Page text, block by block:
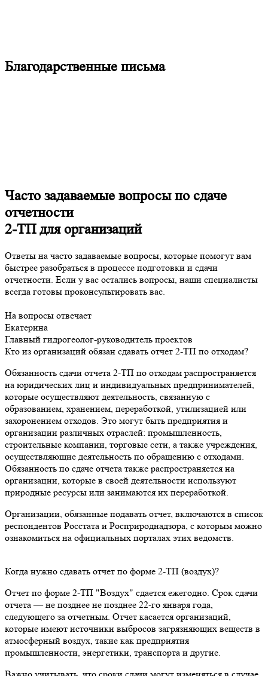
Благодарственные письма
Часто задаваемые вопросы по сдаче
отчетности
2-ТП для организаций
Ответы на часто задаваемые вопросы, которые помогут вам
быстрее разобраться в процессе подготовки и сдачи
отчетности. Если у вас остались вопросы, наши специалисты
всегда готовы проконсультировать вас.
На вопросы отвечает
Екатерина
Главный гидрогеолог-руководитель проектов
Кто из организаций обязан сдавать отчет 2-ТП по отходам?
Обязанность сдачи отчета 2-ТП по отходам распространяется
на юридических лиц и индивидуальных предпринимателей,
которые осуществляют деятельность, связанную с
образованием, хранением, переработкой, утилизацией или
захоронением отходов. Это могут быть предприятия и
организации различных отраслей: промышленность,
строительные компании, торговые сети, а также учреждения,
осуществляющие деятельность по обращению с отходами.
Обязанность по сдаче отчета также распространяется на
организации, которые в своей деятельности используют
природные ресурсы или занимаются их переработкой.
Организации, обязанные подавать отчет, включаются в список
респондентов Росстата и Росприроднадзора, с которым можно
ознакомиться на официальных порталах этих ведомств.
Когда нужно сдавать отчет по форме 2-ТП (воздух)?
Отчет по форме 2-ТП "Воздух" сдается ежегодно. Срок сдачи
отчета — не позднее не позднее 22-го января года,
следующего за отчетным. Отчет касается организаций,
которые имеют источники выбросов загрязняющих веществ в
атмосферный воздух, такие как предприятия
промышленности, энергетики, транспорта и другие.